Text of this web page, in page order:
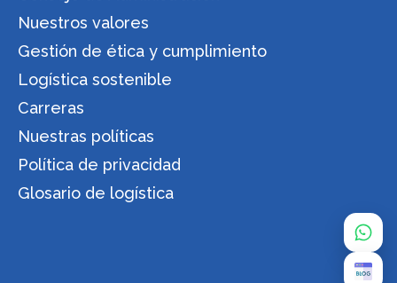
Nuestros valores
Gestión de ética y cumplimiento
Logística sostenible
Carreras
Nuestras políticas
Política de privacidad
Glosario de logística